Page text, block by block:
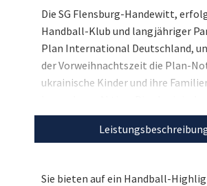
Die SG Flensburg-Handewitt,
Handball-Klub und langjähriger
Plan International Deutschland,
der Vorweihnachtszeit die Plan-
ukrainische Kinder und ihre
besonderen Aktion: Die
Oleksanda Adonkina zeichnete
aktuellen Spieler der SG
Sie bieten auf ein Handball-